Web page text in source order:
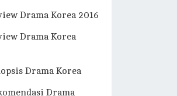
Drama Korea 2016
Drama Korea
Drama Korea
Drama